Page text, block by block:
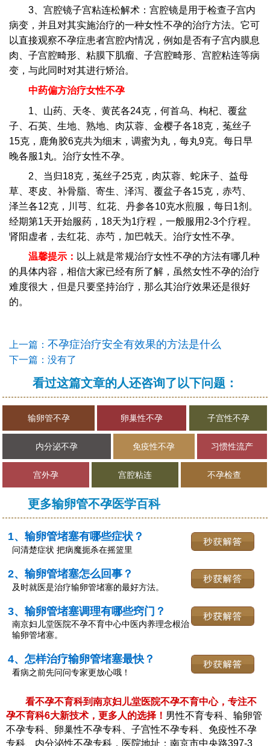
3、宫腔镜子宫粘连松解术：宫腔镜是用于检查子宫内
病变，并且对其实施治疗的一种女性不孕的治疗方法。它可
以直接观察不孕症患者宫腔内情况，例如是否有子宫内膜息
肉、子宫腔畸形、粘膜下肌瘤、子宫腔畸形、宫腔粘连等病
变，与此同时对其进行矫治。
中药偏方治疗女性不孕
1、山药、天冬、黄芪各24克，何首乌、枸杞、覆盆
子、石英、生地、熟地、肉苁蓉、金樱子各18克，菟丝子
15克，鹿角胶6克共为细末，调蜜为丸，每丸9克。每日早
晚各服1丸。治疗女性不孕。
2、当归18克，菟丝子25克，肉苁蓉、蛇床子、益母
草、枣皮、补骨脂、寄生、泽泻、覆盆子各15克，赤芍、
泽兰各12克，川芎、红花、丹参各10克水煎服，每日1剂。
经期第1天开始服药，18天为1疗程，一般服用2-3个疗程。
肾阳虚者，去红花、赤芍，加巴戟天。治疗女性不孕。
温馨提示： 以上就是常规治疗女性不孕的方法有哪几种
的具体内容，相信大家已经有所了解，虽然女性不孕的治疗
难度很大，但是只要坚持治疗，那么其治疗效果还是很好
的。
上一篇：不孕症治疗安全有效果的方法是什么
下一篇：没有了
看过这篇文章的人还咨询了以下问题：
输卵管不孕 卵巢性不孕 子宫性不孕
内分泌不孕 免疫性不孕 习惯性流产
宫外孕 宫腔粘连 不孕检查
更多输卵管不孕医学百科
1、输卵管堵塞有哪些症状？
问清楚症状 把病魔扼杀在摇篮里
2、输卵管堵塞怎么回事？
及时就医是治疗输卵管堵塞的最好方法。
3、输卵管堵塞调理有哪些窍门？
南京妇儿堂医院不孕不育中心中医内养理念根治
输卵管堵塞。
4、怎样治疗输卵管堵塞最快？
看病之前先问问专家更放心哦！
看不孕不育科到南京妇儿堂医院不孕不育中心，专注不
孕不育科6大新技术，更多人的选择！ 男性不育专科、输卵管
不孕专科、卵巢性不孕专科、子宫性不孕专科、免疫性不孕
专科、内分泌性不孕专科，医院地址：南京市中央路397-3